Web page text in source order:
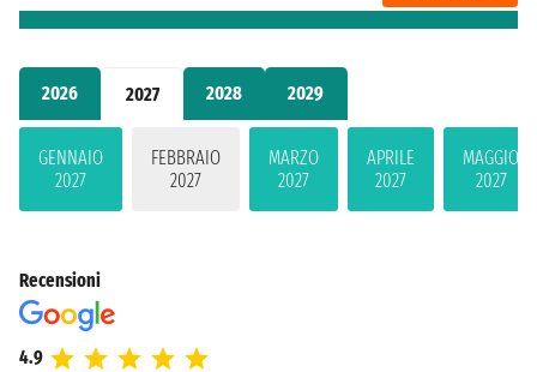
2026 2027 2028 2029
GENNAIO
2027
FEBBRAIO
2027
MARZO
2027
APRILE
2027
MAGGIO
2027
Recensioni
4.9